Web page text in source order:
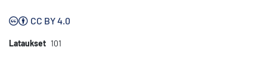
CC BY 4.0
Lataukset 101